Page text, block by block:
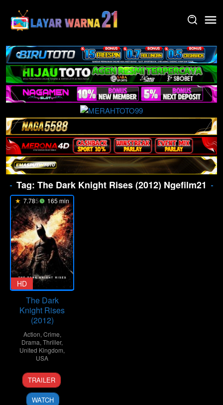
content
Tag: The Dark Knight Rises (2012) Ngefilm21
7.785 165 min
HD
The Dark
Knight Rises
(2012)
Action, Crime,
Drama,Thriller,
United Kingdom,
USA
17
Jul
2012
Nilo
Otero
TRAILER
WATCH